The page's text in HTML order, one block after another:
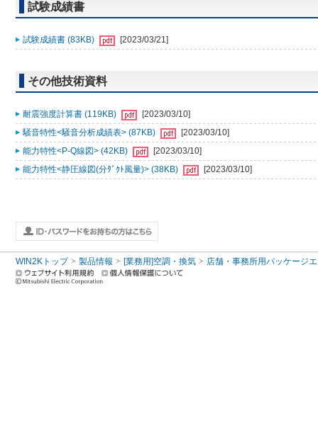
試験成績書
試験成績書 (83KB) [2023/03/21]
その他技術資料
耐震強度計算書 (119KB)
[2023/03/10]
騒音特性<騒音分析成績表> (87KB)
[2023/03/10]
能力特性<P-Q線図> (42KB)
[2023/03/10]
能力特性<静圧線図(分ﾀﾞｸﾄ風量)> (38KB)
[2023/03/10]
WIN2Kトップ 製品情報 [業務用]空調・換気 店舗・事務所用パッケージ